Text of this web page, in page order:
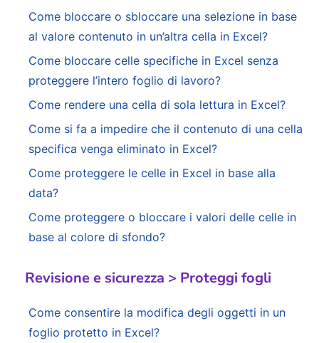
Come bloccare o sbloccare una selezione in base
al valore contenuto in un’altra cella in Excel?
Come bloccare celle specifiche in Excel senza
proteggere l’intero foglio di lavoro?
Come rendere una cella di sola lettura in Excel?
Come si fa a impedire che il contenuto di una cella
specifica venga eliminato in Excel?
Come proteggere le celle in Excel in base alla
data?
Come proteggere o bloccare i valori delle celle in
base al colore di sfondo?
Revisione e sicurezza > Proteggi fogli
Come consentire la modifica degli oggetti in un
foglio protetto in Excel?